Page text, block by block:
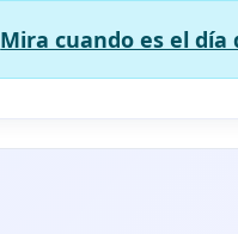
Mira cuando es el día